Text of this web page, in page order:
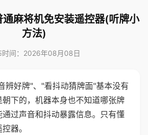
麻将机免安装遥控器(听牌小
方法)
时间：2026年08月08日
辨好牌"、"看抖动猜牌面"基本没有
下的，机器本身也不知道哪张牌
过声音和抖动暴露信息。只有懂
器。